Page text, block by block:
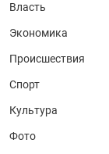
Власть
Экономика
Происшествия
Спорт
Культура
Фото